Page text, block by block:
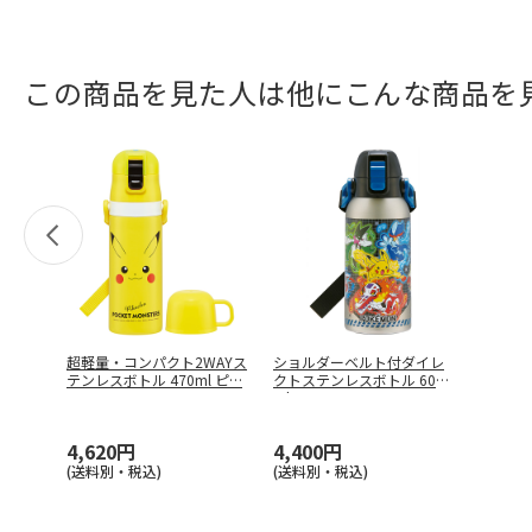
この商品を見た人は他にこんな商品を
超軽量・コンパクト2WAYス
テンレスボトル 470ml ピ…
4,620円
(送料別・税込)
ショルダーベルト付ダイレ
クトステンレスボトル 600
ml
4,400円
(送料別・税込)